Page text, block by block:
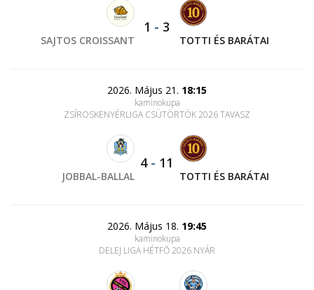
SAJTOS CROISSANT
1 - 3
TOTTI ÉS BARÁTAI
2026. Május 21. 18:15
kaminokupa
ZSÍROSKENYÉRLIGA CSÜTÖRTÖK 2026 TAVASZ
JOBBAL-BALLAL
4- 11
TOTTI ÉS BARÁTAI
2026. Május 18. 19:45
kaminokupa
DELEJ LIGA HÉTFŐ 2026 NYÁR